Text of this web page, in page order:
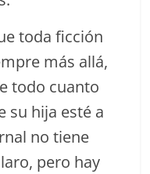
toda ficción
más allá,
todo cuanto
su hija esté a
no tiene
pero hay